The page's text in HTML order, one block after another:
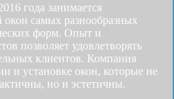
года занимается
окон самых разнообразных
форм. Опыт и
позволяет удовлетворять
клиентов. Компания
и установке окон, которые не
но и эстетичны.